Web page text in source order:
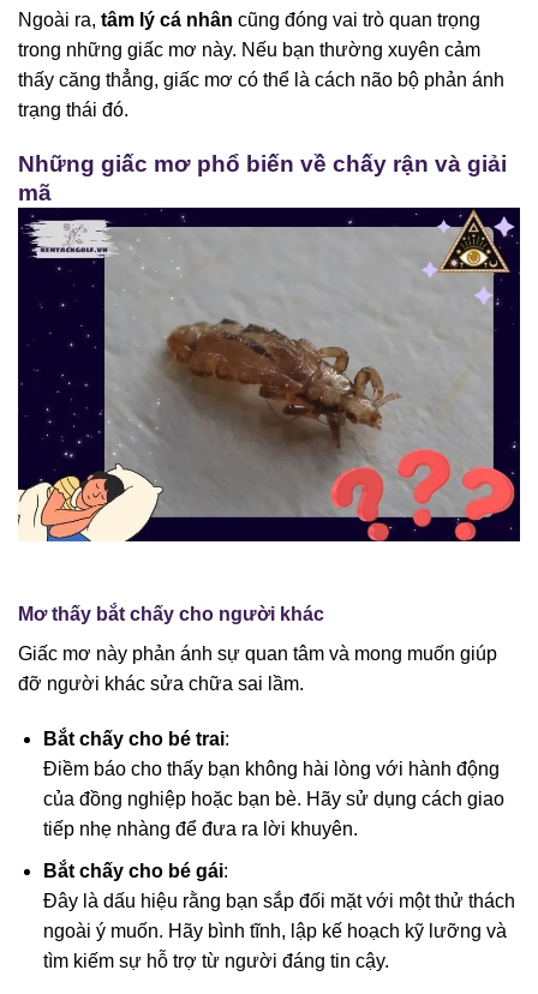
Ngoài ra, tâm lý cá nhân cũng đóng vai trò quan trọng
trong những giấc mơ này. Nếu bạn thường xuyên cảm
thấy căng thẳng, giấc mơ có thể là cách não bộ phản ánh
trạng thái đó.
Những giấc mơ phổ biến về chấy rận và giải
mã
Mơ thấy bắt chấy cho người khác
Giấc mơ này phản ánh sự quan tâm và mong muốn giúp
đỡ người khác sửa chữa sai lầm.
Bắt chấy cho bé trai:
Điềm báo cho thấy bạn không hài lòng với hành động
của đồng nghiệp hoặc bạn bè. Hãy sử dụng cách giao
tiếp nhẹ nhàng để đưa ra lời khuyên.
Bắt chấy cho bé gái:
Đây là dấu hiệu rằng bạn sắp đối mặt với một thử thách
ngoài ý muốn. Hãy bình tĩnh, lập kế hoạch kỹ lưỡng và
tìm kiếm sự hỗ trợ từ người đáng tin cậy.